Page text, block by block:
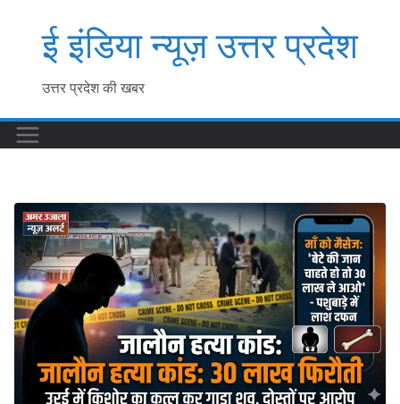
contentई इंडिया न्यूज़ उत्तर प्रदेश
उत्तर प्रदेश की खबर